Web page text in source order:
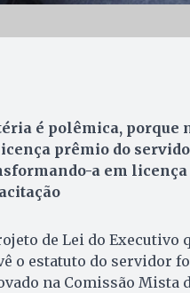
é polêmica, porque
prêmio do
a em licença
de Lei do Executivo
o estatuto do servidor
na Comissão Mista